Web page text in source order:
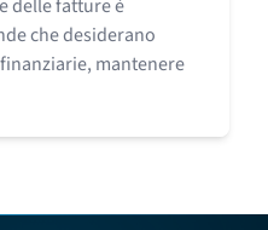
delle fatture è
che desiderano
mantenere